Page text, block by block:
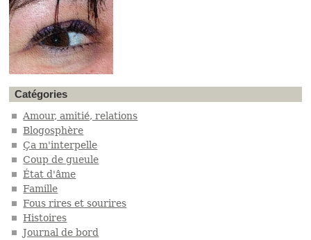
Catégories
Amour, amitié, relations
Blogosphère
Ça m'interpelle
Coup de gueule
État d'âme
Famille
Fous rires et sourires
Histoires
Journal de bord